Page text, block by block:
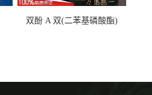
双酚 A 双(二苯基磷酸酯)